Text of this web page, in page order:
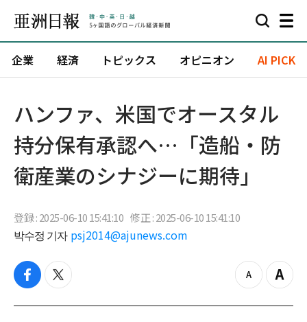
企業 経済 トピックス オピニオン AI PICK
ハンファ、米国でオースタル
持分保有承認へ…「造船・防
衛産業のシナジーに期待」
登録 : 2025-06-10 15:41:10 修正 : 2025-06-10 15:41:10
박수정 기자 psj2014@ajunews.com
f
c
t
i
z
o
Z
o